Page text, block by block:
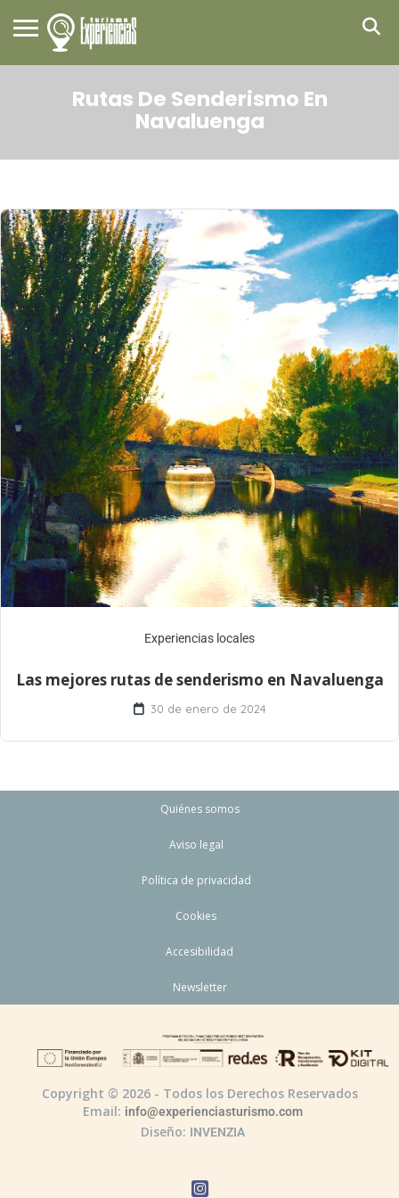
Rutas De Senderismo En
Navaluenga
Experiencias locales
Las mejores rutas de senderismo en Navaluenga
30 de enero de 2024
Quiénes somos
Aviso legal
Política de privacidad
Cookies
Accesibilidad
Newsletter
Copyright © 2026 - Todos los Derechos Reservados
Email: info@experienciasturismo.com
Diseño: INVENZIA